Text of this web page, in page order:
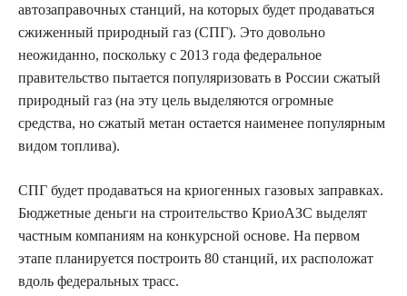
автозаправочных станций, на которых будет продаваться
сжиженный природный газ (СПГ). Это довольно
неожиданно, поскольку с 2013 года федеральное
правительство пытается популяризовать в России сжатый
природный газ (на эту цель выделяются огромные
средства, но сжатый метан остается наименее популярным
видом топлива).
СПГ будет продаваться на криогенных газовых заправках.
Бюджетные деньги на строительство КриоАЗС выделят
частным компаниям на конкурсной основе. На первом
этапе планируется построить 80 станций, их расположат
вдоль федеральных трасс.